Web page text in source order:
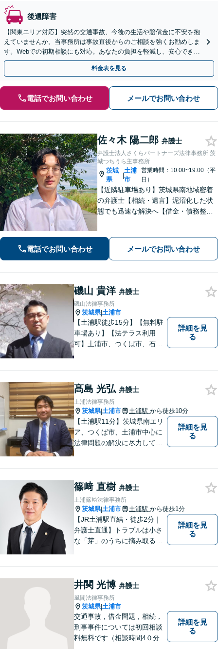
後遺障害
【関東エリア対応】突然の交通事故、今後の生活や賠償金に不安を抱
えていませんか。当事務所は事故直後からのご相談を強くお勧めしま
す。Webでの初期相談にも対応。あなたの負担を軽減し、安心できる
未来へ導きます。【初回相談無料】
料金表を見る
電話でお問い合わせ メールでお問い合わせ
佐々木 陽二郎 弁護士
弁護士法人さくらパートナーズ法律事務所 茨
城つちうら主事務所
茨城
県
|
土浦
市
営業時間：10:00~19:00（平
日）
【近隣駐車場あり】茨城県南地域密着
の弁護士【相続・遺言】泥沼化した状
態でも迅速な解決へ【借金・債務整
す。【初回面談無料】【法テラス利用
可】【休日・夜間対応可】
電話でお問い合わせ メールでお問い合わせ
磯山 貴洋 弁護士
磯山法律事務所
茨城県|土浦市
【土浦駅徒歩15分】【無料駐
車場あり】【法テラス利用
可】土浦市、つくば市、石岡
す。
詳細を見
る
髙島 光弘 弁護士
土浦法律事務所
茨城県|土浦市 土浦駅 から徒歩10分
【土浦駅11分】茨城県南エリ
ア、つくば市、土浦市中心に
法律問題の解決に尽力してお
ら、お気軽にご相談くださ
い。
詳細を見
る
篠﨑 直樹 弁護士
土浦篠﨑法律事務所
茨城県|土浦市 土浦駅 から徒歩1分
【JR土浦駅直結・徒歩2分｜
弁護士直通】トラブルは小さ
な「芽」のうちに摘み取るこ
詳細を見
る
井関 光博 弁護士
風間法律事務所
茨城県|土浦市
交通事故，借金問題，相続，
刑事事件については初回相談
料無料です（相談時間4０分ま
詳細を見
る